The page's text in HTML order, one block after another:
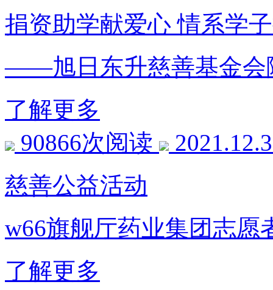
捐资助学献爱心 情系学
——旭日东升慈善基金会
了解更多
90866次阅读
慈善公益活动
w66旗舰厅药业集团志愿
了解更多